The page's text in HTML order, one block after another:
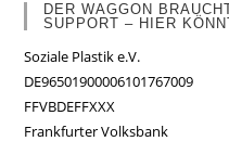
DER WAGGON
SUPPORT – HIER
Soziale Plastik e.V.
DE96501900006101767009
FFVBDEFFXXX
Frankfurter Volksbank